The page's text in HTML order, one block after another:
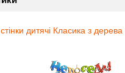
дитячі Класика з дерева